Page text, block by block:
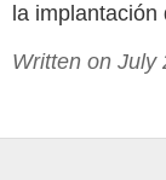
la
Written on July